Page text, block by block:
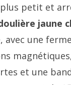
petit et
jaune
avec une
et une